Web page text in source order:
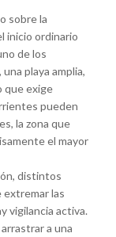
sobre la
inicio ordinario
de los
playa amplia,
que exige
pueden
la zona que
el mayor
distintos
extremar las
vigilancia activa.
a una